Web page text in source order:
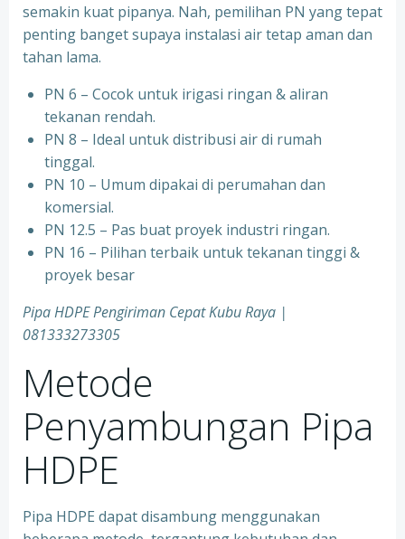
semakin kuat pipanya. Nah, pemilihan PN yang tepat
penting banget supaya instalasi air tetap aman dan
tahan lama.
PN 6 – Cocok untuk irigasi ringan & aliran
tekanan rendah.
PN 8 – Ideal untuk distribusi air di rumah
tinggal.
PN 10 – Umum dipakai di perumahan dan
komersial.
PN 12.5 – Pas buat proyek industri ringan.
PN 16 – Pilihan terbaik untuk tekanan tinggi &
proyek besar
Pipa HDPE Pengiriman Cepat Kubu Raya |
081333273305
Metode
Penyambungan Pipa
HDPE
Pipa HDPE dapat disambung menggunakan